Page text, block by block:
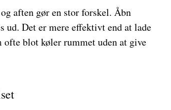
aften gør en stor forskel. Åbn
Det er mere effektivt end at lade
ofte blot køler rummet uden at give